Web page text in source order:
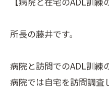
所長の藤井です。
病院と訪問でのADL訓練
病院では自宅を訪問調査